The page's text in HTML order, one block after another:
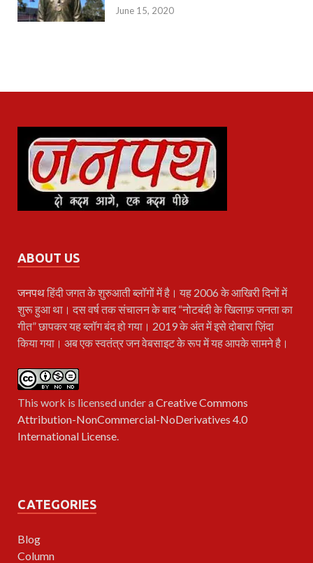
June 15, 2020
ABOUT US
जनपथहिंदी जगत के शुरुआती ब्लॉगों में है। यह 2006 के आखिरी दिनों में
शुरू हुआ था। दस वर्ष तक संचालन के बाद “नोटबंदी के खिलाफ़ जनता का
गीत” छापकर यह ब्लॉग बंद हो गया। 2019 के अंत में इसे दोबारा ज़िंदा
किया गया। अब एक स्वतंत्र जन वेबसाइट के रूप में यह आपके सामने है।
This work is licensed under aCreative Commons
Attribution-NonCommercial-NoDerivatives 4.0
International License.
CATEGORIES
Blog
Column